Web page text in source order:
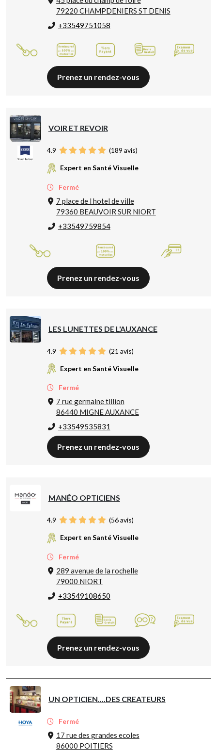
79220 CHAMPDENIERS ST DENIS
+33549751058
Prenez un rendez-vous
VOIR ET REVOIR
4.9 (189 avis)
Expert en Santé Visuelle
Fermé
7 place de l hotel de ville
79360 BEAUVOIR SUR NIORT
+33549759854
Prenez un rendez-vous
LES LUNETTES DE L'AUXANCE
4.9 (21 avis)
Expert en Santé Visuelle
Fermé
7 rue germaine tillion
86440 MIGNE AUXANCE
+33549535831
Prenez un rendez-vous
MANÉO OPTICIENS
4.9 (56avis)
Expert en Santé Visuelle
Fermé
289 avenue de la rochelle
79000 NIORT
+33549108650
Prenez un rendez-vous
UN OPTICIEN....DES CREATEURS
Fermé
17 rue des grandes ecoles
86000 POITIERS